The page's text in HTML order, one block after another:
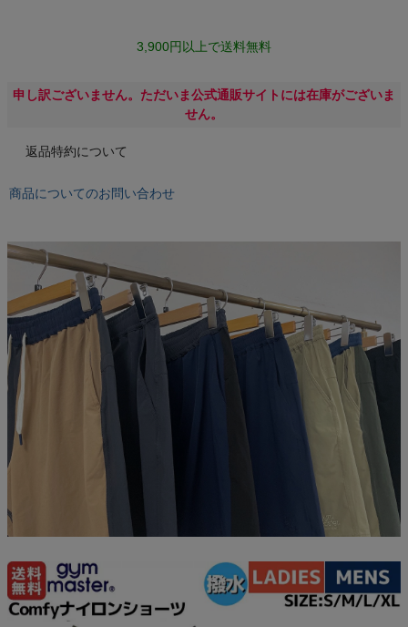
お気に入り
ご利用ガイド
クーポン一覧
商品レビュー
プロテイン・サプリメントまとめ買い
スタッフコーディネート
スタッフブログ
3,900円以上で送料無料
申し訳ございません。ただいま公式通販サイトには在庫がございま
せん。
返品特約について
商品についてのお問い合わせ